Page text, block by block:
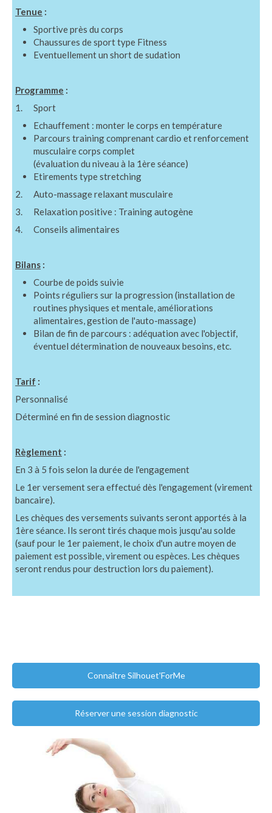
Tenue :
Sportive près du corps
Chaussures de sport type Fitness
Eventuellement un short de sudation
Programme :
1. Sport
Echauffement : monter le corps en température
Parcours training comprenant cardio et renforcement
musculaire corps complet
(évaluation du niveau à la 1ère séance)
Etirements type stretching
2. Auto-massage relaxant musculaire
3. Relaxation positive : Training autogène
4. Conseils alimentaires
Bilans :
Courbe de poids suivie
Points réguliers sur la progression (installation de
routines physiques et mentale, améliorations
alimentaires, gestion de l'auto-massage)
Bilan de fin de parcours : adéquation avec l'objectif,
éventuel détermination de nouveaux besoins, etc.
Tarif :
Personnalisé
Déterminé en fin de session diagnostic
Règlement :
En 3 à 5 fois selon la durée de l'engagement
Le 1er versement sera effectué dès l'engagement (virement
bancaire).
Les chèques des versements suivants seront apportés à la
1ère séance. Ils seront tirés chaque mois jusqu'au solde
(sauf pour le 1er paiement, le choix d'un autre moyen de
paiement est possible, virement ou espèces. Les chèques
seront rendus pour destruction lors du paiement).
Connaître Silhouet'ForMe
Réserver une session diagnostic